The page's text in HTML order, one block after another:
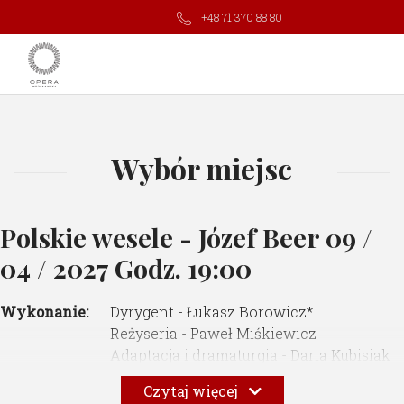
+48 71 370 88 80
Wybór miejsc
Polskie wesele - Józef Beer 09 /
04 / 2027 Godz. 19:00
Wykonanie:
Dyrygent - Łukasz Borowicz*
Reżyseria - Paweł Miśkiewicz
Adaptacja i dramaturgia - Daria Kubisiak
Choreografia i ruch sceniczny - Maćko
PrusakCzytaj więcej